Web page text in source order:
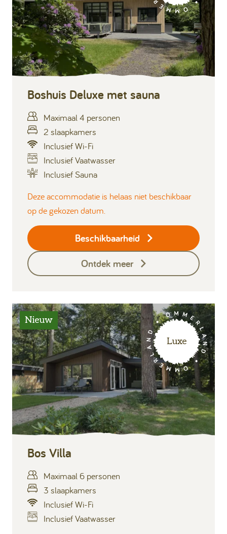
Boshuis Deluxe met sauna
Maximaal 4 personen
2 slaapkamers
Inclusief Wi-Fi
Inclusief Vaatwasser
Inclusief Sauna
Deze accommodatie is helaas niet beschikbaar
op de gekozen datum.
Beschikbaarheid
Ontdek meer
Luxe
Nieuw
Bos Villa
Maximaal 6 personen
3 slaapkamers
Inclusief Wi-Fi
Inclusief Vaatwasser